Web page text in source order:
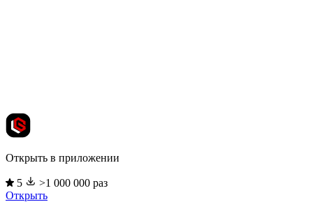
Открыть в приложении
5
>1 000 000 раз
Открыть